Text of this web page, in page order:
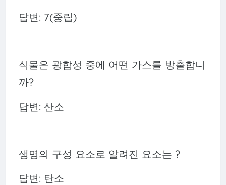
답변: 7(중립)
식물은 광합성 중에 어떤 가스를 방출합니
까?
답변: 산소
생명의 구성 요소로 알려진 요소는 ?
답변: 탄소